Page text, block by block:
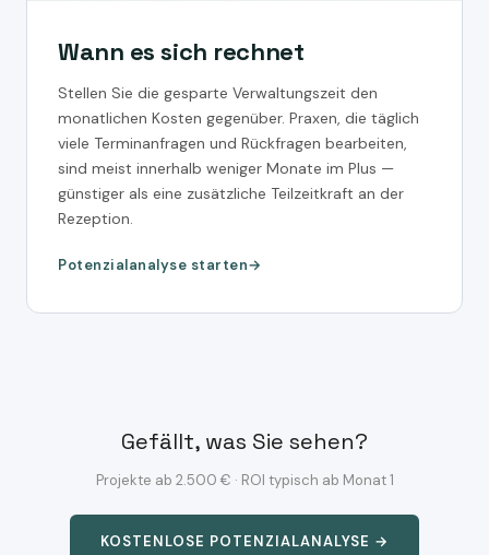
Wann es sich rechnet
Stellen Sie die gesparte Verwaltungszeit den
monatlichen Kosten gegenüber. Praxen, die täglich
viele Terminanfragen und Rückfragen bearbeiten,
sind meist innerhalb weniger Monate im Plus —
günstiger als eine zusätzliche Teilzeitkraft an der
Rezeption.
Potenzialanalyse starten
Gefällt, was Sie sehen?
Projekte ab 2.500 € · ROI typisch ab Monat 1
KOSTENLOSE POTENZIALANALYSE →